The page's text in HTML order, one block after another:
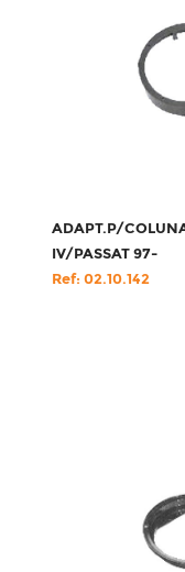
ADAPT.P/
IV/PASSAT 97-
Ref: 02.10.142